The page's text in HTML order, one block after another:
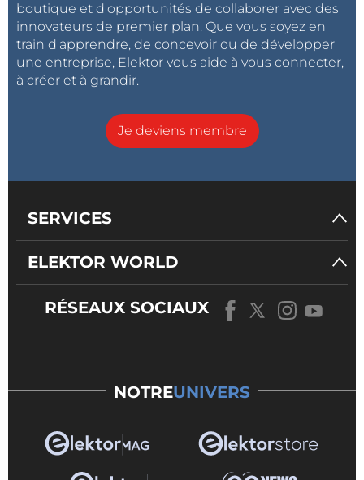
boutique et d'opportunités de collaborer avec des
innovateurs de premier plan. Que vous soyez en
train d'apprendre, de concevoir ou de développer
une entreprise, Elektor vous aide à vous connecter,
à créer et à grandir.
Je deviens membre
SERVICES
ELEKTOR WORLD
RÉSEAUX SOCIAUX
NOTREUNIVERS